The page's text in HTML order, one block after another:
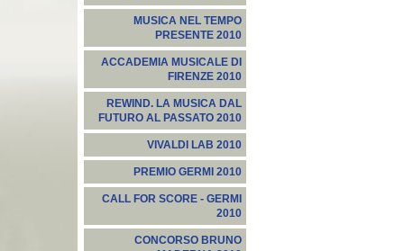
MUSICA NEL TEMPO
PRESENTE 2010
ACCADEMIA MUSICALE DI
FIRENZE 2010
REWIND. LA MUSICA DAL
FUTURO AL PASSATO 2010
VIVALDI LAB 2010
PREMIO GERMI 2010
CALL FOR SCORE - GERMI
2010
CONCORSO BRUNO